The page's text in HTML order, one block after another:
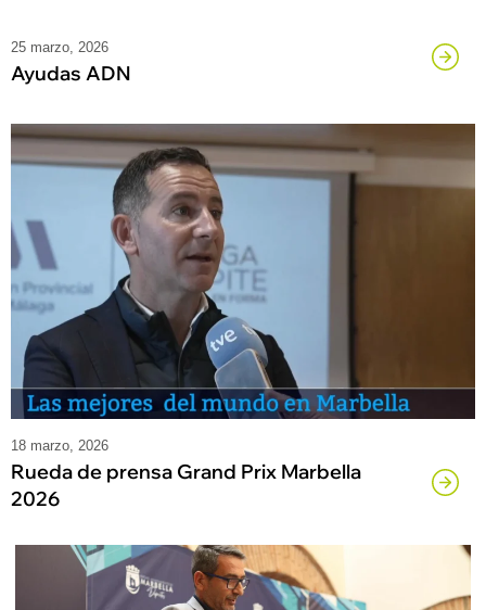
25 marzo, 2026
Ayudas ADN
18 marzo, 2026
Rueda de prensa Grand Prix Marbella
2026